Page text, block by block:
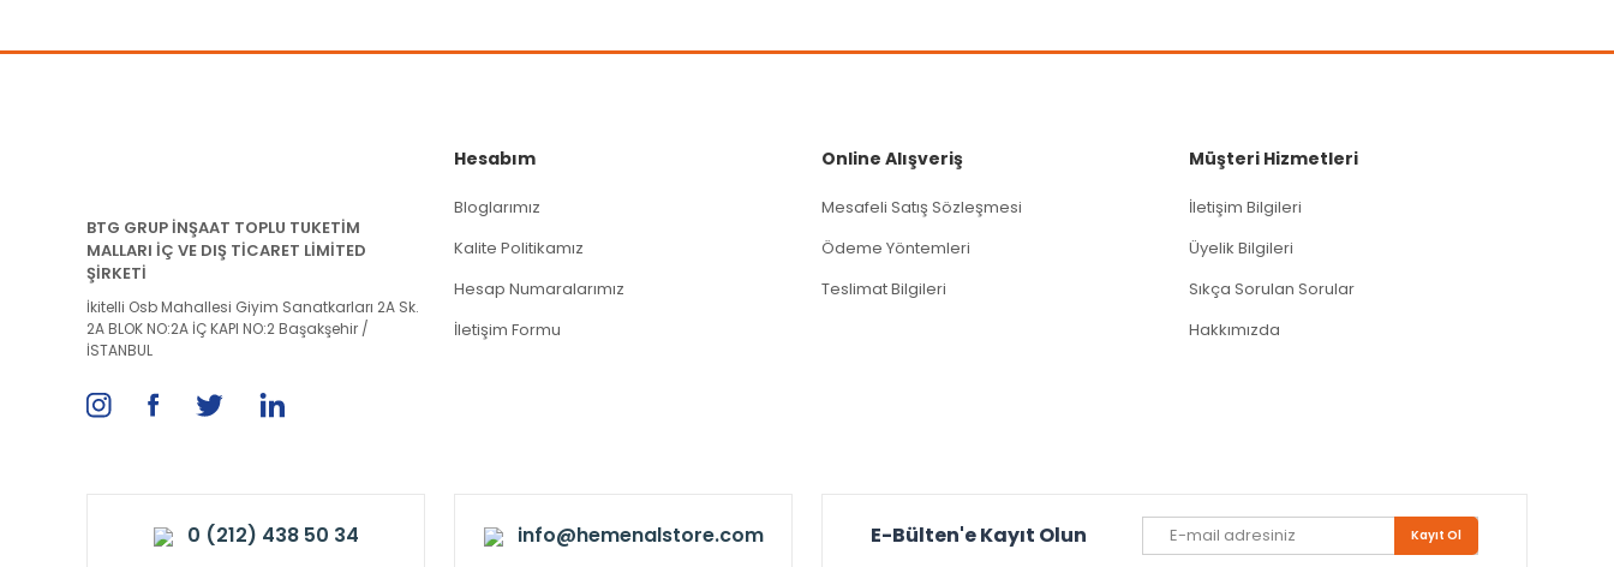
BTG GRUP İNŞAAT TOPLU TUKETİM
MALLARI İÇ VE DIŞ TİCARET LİMİTED
ŞİRKETİ
İkitelli Osb Mahallesi Giyim Sanatkarları 2A Sk.
2A BLOK NO:2A İÇ KAPI NO:2 Başakşehir /
İSTANBUL
Hesabım
Bloglarımız
Kalite Politikamız
Hesap Numaralarımız
İletişim Formu
Online Alışveriş
Mesafeli Satış Sözleşmesi
Ödeme Yöntemleri
Teslimat Bilgileri
Müşteri Hizmetleri
İletişim Bilgileri
Üyelik Bilgileri
Sıkça Sorulan Sorular
Hakkımızda
0 (212) 438 50 34 info@hemenalstore.com E-Bülten'e Kayıt Olun Kayıt Ol